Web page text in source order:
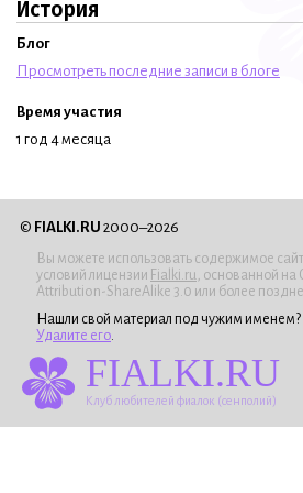
История
Блог
Просмотреть последние записи в блоге
Время участия
1 год 4 месяца
© FIALKI.RU 2000–2026
Вы можете использовать содержимое
условий лицензии Fialki.ru , основанной
Attribution-ShareAlike 3.0 или более
Нашли свой материал под чужим именем?
Удалите его
FIALKI.RU
Клуб любителей фиалок (сенполий)